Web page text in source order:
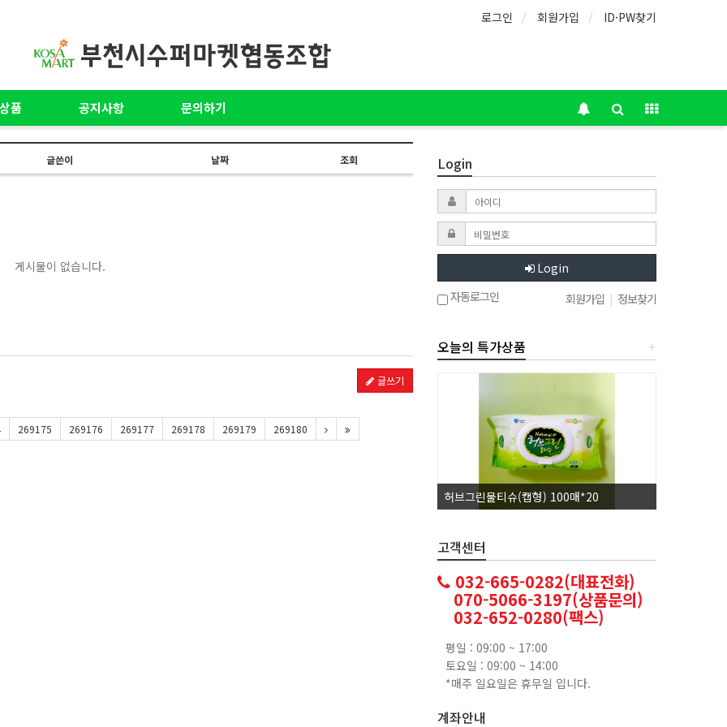
로그인 회원가입 ID·PW찾기
품 공지사항 문의하기
글쓴이 날짜 조회
게시물이 없습니다.
글쓰기
269175 269176 269177 269178 269179 269180
Login
Login
자동로그인
회원가입 | 정보찾기
+
오늘의 특가상품
허브그린물티슈(캡형) 100매*20
고객센터
032-665-0282(대표전화)
070-5066-3197(상품문의)
032-652-0280(팩스)
평일 : 09:00 ~ 17:00
토요일 : 09:00 ~ 14:00
*매주 일요일은 휴무일 입니다.
계좌안내